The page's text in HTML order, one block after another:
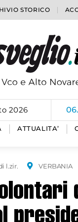
STORICO
2026
ATTUALITA’
l.zir. VERBANIA